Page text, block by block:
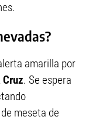
amarilla por
Cruz. Se espera
meseta de